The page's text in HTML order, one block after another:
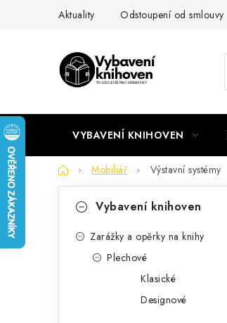
Aktuality Odstoupení od smlouvy
VYBAVENÍ KNIHOVEN
DomůMobiliář Výstavní systémy
kategorieVybavení knihoven
Zarážky a opěrky na knihy
Plechové
Klasické
Designové